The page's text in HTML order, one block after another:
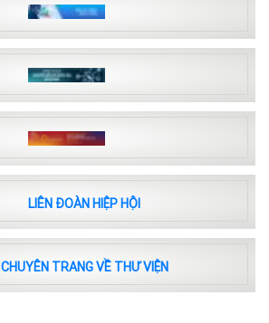
LIÊN ĐOÀN HIỆP HỘI
CHUYÊN TRANG VỀ THƯ VIỆN